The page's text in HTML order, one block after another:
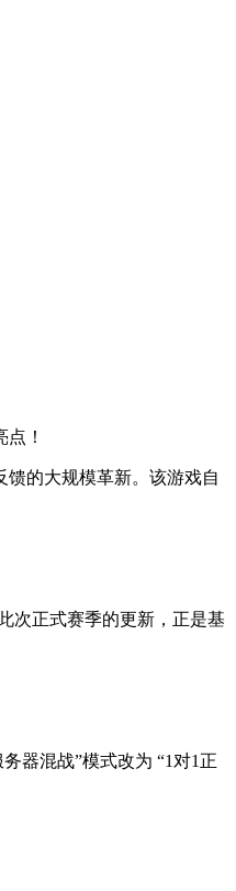
！
馈的大规模革新。该游戏自
次正式赛季的更新，正是基
器混战”模式改为 “1对1正